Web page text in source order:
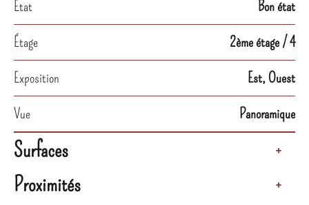
État
Bon état
Étage
2ème étage / 4
Exposition
Est, Ouest
Vue
Panoramique
Surfaces +
Proximités +